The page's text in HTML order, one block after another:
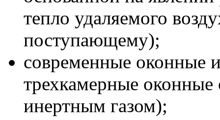
тепло удаляемого
поступающему);
современные оконные
трехкамерные оконные
инертным газом);